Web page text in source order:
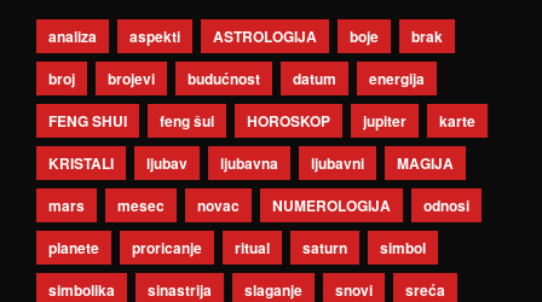
analiza aspekti ASTROLOGIJA boje
brak
broj
brojevi budućnost datum
energija
FENG SHUI
feng šui HOROSKOP jupiter
karte
KRISTALI
ljubav ljubavna ljubavni
MAGIJA
mars
mesec novac NUMEROLOGIJA
odnosi
planete
proricanje ritual saturn
simbol
simbolika
sinastrija slaganje snovi
sreća